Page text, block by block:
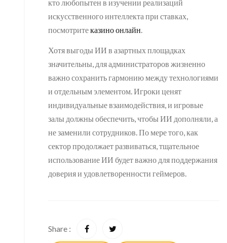
кто любопытен в изучении реализаций
искусственного интеллекта при ставках,
посмотритеказино онлайн
Хотя выгоды ИИ в азартных площадках
значительны, для администраторов жизненно
важно сохранить гармонию между технологиями
и отдельным элементом. Игроки ценят
индивидуальные взаимодействия, и игровые
залы должны обеспечить, чтобы ИИ дополняли, а
не заменили сотрудников. По мере того, как
сектор продолжает развиваться, тщательное
использование ИИ будет важно для поддержания
доверия и удовлетворенности геймеров.
Share :